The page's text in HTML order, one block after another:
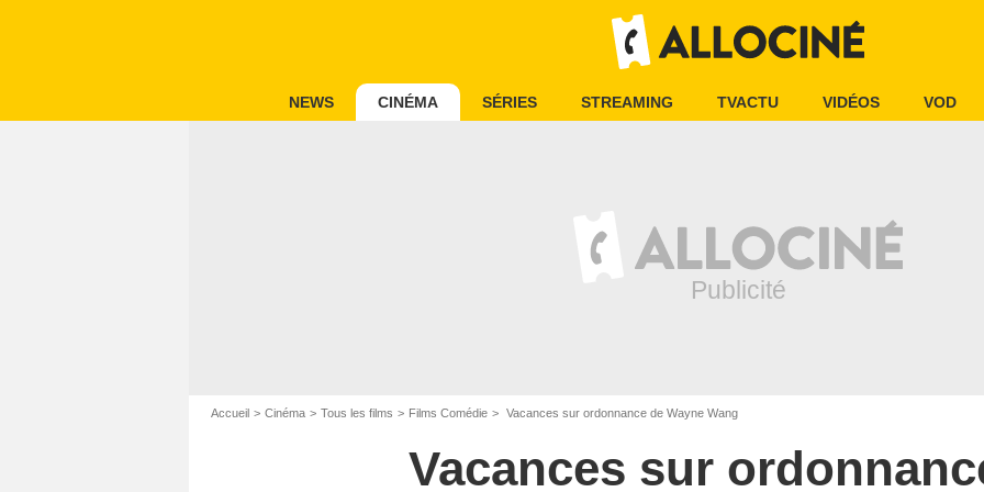
NEWS CINÉMA SÉRIES STREAMING TVACTU VIDÉOS VOD
Accueil Cinéma Tous les films Films Comédie Vacances sur ordonnance de Wayne Wang
Vacances sur